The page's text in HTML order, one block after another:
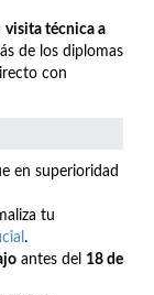
visita técnica a
de los diplomas
con
en superioridad
tu
.
antes del 18 de